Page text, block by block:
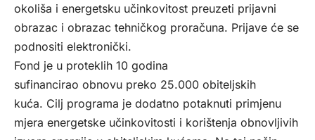
okoliša i energetsku učinkovitost preuzeti prijavni
obrazac i obrazac tehničkog proračuna. Prijave će se
podnositi elektronički.
Fond je u proteklih 10 godina
sufinancirao obnovu preko 25.000 obiteljskih
kuća. Cilj programa je dodatno potaknuti primjenu
mjera energetske učinkovitosti i korištenja obnovljivih